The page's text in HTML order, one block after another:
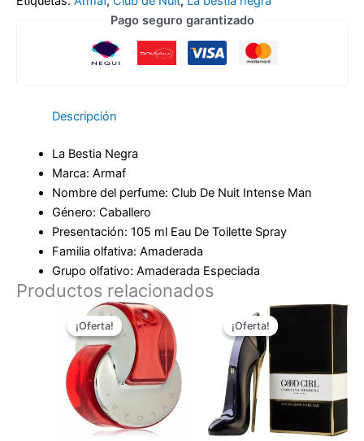
Pago seguro garantizado
Descripción
La Bestia Negra
Marca: Armaf
Nombre del perfume: Club De Nuit Intense Man
Género: Caballero
Presentación: 105 ml Eau De Toilette Spray
Familia olfativa: Amaderada
Grupo olfativo: Amaderada Especiada
Productos relacionados
¡Oferta!
¡Oferta!
El
precio
original
era:
$ 210.000.
actual
es:
$ 99.900.
¡Oferta!
¡Oferta!
El
El
precio
es: